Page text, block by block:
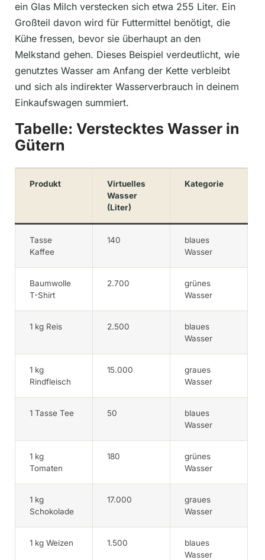
ein Glas Milch verstecken sich etwa 255 Liter. Ein
Großteil davon wird für Futtermittel benötigt, die
Kühe fressen, bevor sie überhaupt an den
Melkstand gehen. Dieses Beispiel verdeutlicht, wie
genutztes Wasser am Anfang der Kette verbleibt
und sich als indirekter Wasserverbrauch in deinem
Einkaufswagen summiert.
Tabelle: Verstecktes Wasser in
Gütern
Produkt
Virtuelles
Wasser
(Liter)
Kategorie
Tasse
Kaffee
140
blaues
Wasser
Baumwolle
T-Shirt
2.700
grünes
Wasser
1 kg Reis 2.500
blaues
Wasser
1 kg
Rindfleisch
15.000
graues
Wasser
1 Tasse Tee 50
blaues
Wasser
1 kg
Tomaten
180
grünes
Wasser
1 kg
Schokolade
17.000
graues
Wasser
1 kg Weizen 1.500
blaues
Wasser